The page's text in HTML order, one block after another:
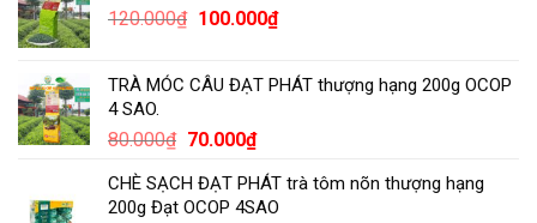
120.000₫ Giá
120.000₫.
100.000₫Giá
là:
TRÀ MÓC CÂU ĐẠT PHÁT thượng hạng 200g OCOP
4 SAO.
80.000₫ Giá
là:
80.000₫.
70.000₫Giá
tại
là:
CHÈ SẠCH ĐẠT PHÁT trà tôm nõn thượng hạng
200g Đạt OCOP 4SAO